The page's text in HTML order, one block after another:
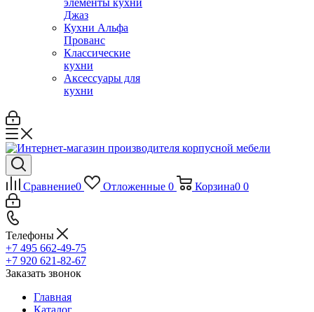
элементы кухни
Джаз
Кухни Альфа
Прованс
Классические
кухни
Аксессуары для
кухни
Сравнение0 Отложенные 0 Корзина0 0
Телефоны
+7 495 662-49-75
+7 920 621-82-67
Заказать звонок
Главная
Каталог